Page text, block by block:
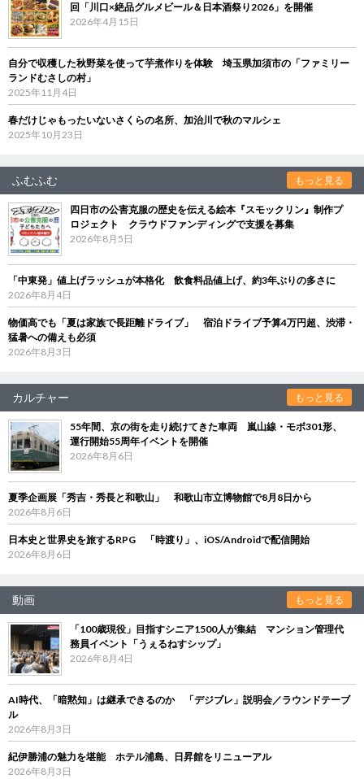
回「川口×絶品グルメビール＆日本酒祭り2026」を開催
2026年4月15日
自分で収穫した秋野菜を使って芋煮作りを体験 埼玉県加須市の「ファミリー
ランドむさしの村」
2025年11月4日
春だけじゃもったいないさくらの名所、加治川で秋のマルシェ
2025年10月23日
ふむふむ もっと見る
四日市の公害克服の歴史を伝える絵本『スモックリン』制作プ
ロジェクト クラウドファンディングで支援を募集
2026年8月5日
「中東発」値上げラッシュが本格化 飲食料品値上げ、約3年ぶりの多さに
2026年8月4日
物価高でも「夏は家族で長距離ドライブ」 宿泊ドライブ予算4万円超、渋滞・
猛暑への備えも必須
2026年8月3日
カルチャー もっと見る
55年間、京の街を走り続けてきた車両 嵐山線・モボ301形、
運行開始55周年イベントを開催
2026年8月6日
夏季企画展「秀吉・秀長と和歌山」 和歌山市立博物館で8月8日から
2026年8月6日
日本史と世界史を旅するRPG 「時渡り」、iOS/Androidで配信開始
2026年8月6日
動画 もっと見る
「100歳現役」目指すシニア1500人が集結 マンション管理代
務員イベント「うぇるねすシップ」
2026年8月4日
AI時代、「暗黙知」は継承できるのか 「デジブレ」説明会／ラウンドテーブ
ル
2026年8月3日
紀伊勝浦の魅力を堪能 ホテル浦島、日昇館をリニューアル
2026年8月3日